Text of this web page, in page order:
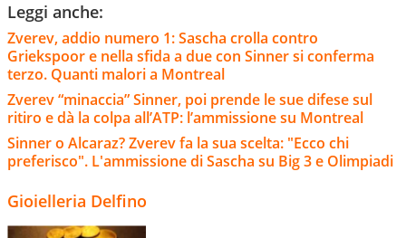
Leggi anche:
Zverev, addio numero 1: Sascha crolla contro
Griekspoor e nella sfida a due con Sinner si conferma
terzo. Quanti malori a Montreal
Zverev “minaccia” Sinner, poi prende le sue difese sul
ritiro e dà la colpa all’ATP: l’ammissione su Montreal
Sinner o Alcaraz? Zverev fa la sua scelta: "Ecco chi
preferisco". L'ammissione di Sascha su Big 3 e Olimpiadi
Gioielleria Delfino